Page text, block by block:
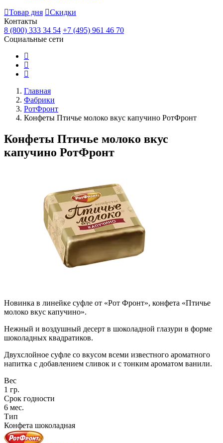
Товар дня
Скидки
Контакты
8 (800) 333 34 54 +7 (495) 961 46 70
Социальные сети
Главная
Фабрики
РотФронт
Конфеты Птичье молоко вкус капучино РотФронт
Конфеты Птичье молоко вкус
капучино РотФронт
Новинка в линейке суфле от «Рот Фронт», конфета «Птичье
молоко вкус капучино».
Нежный и воздушный десерт в шоколадной глазури в форме
шоколадных квадратиков.
Двухслойное суфле со вкусом всеми известного ароматного
напитка с добавлением сливок и с тонким ароматом ванили.
Вес
1 гр.
Срок годности
6 мес.
Тип
Конфета шоколадная